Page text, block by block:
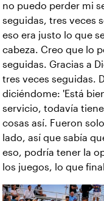
no puedo perder mi
seguidas, tres veces
eso era justo lo que
cabeza. Creo que lo
seguidas. Gracias a
tres veces seguidas.
diciéndome: 'Está
servicio, todavía
cosas así. Fueron
lado, así que sabía
eso, podría tener la
los juegos, lo que